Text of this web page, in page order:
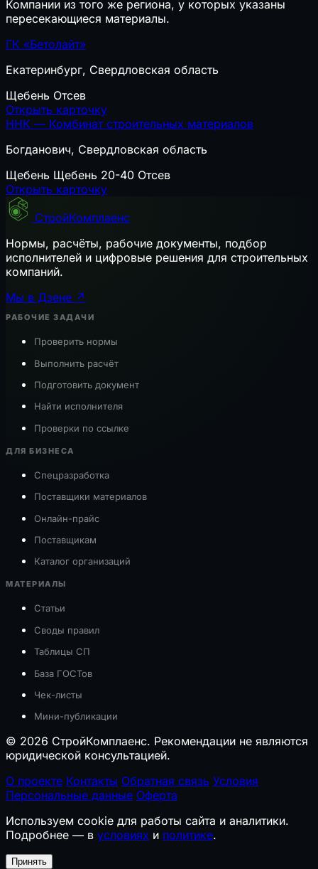
Компании из того же региона, у которых указаны
пересекающиеся материалы.
ГК «Бетолайт»
Екатеринбург, Свердловская область
Щебень Отсев
Открыть карточку
ННК — Комбинат строительных материалов
Богданович, Свердловская область
Щебень Щебень 20-40 Отсев
Открыть карточку
СтройКомплаенс
Нормы, расчёты, рабочие документы, подбор
исполнителей и цифровые решения для строительных
компаний.
Мы в Дзене ↗
РАБОЧИЕ ЗАДАЧИ
Проверить нормы
Выполнить расчёт
Подготовить документ
Найти исполнителя
Проверки по ссылке
ДЛЯ БИЗНЕСА
Спецразработка
Поставщики материалов
Онлайн-прайс
Поставщикам
Каталог организаций
МАТЕРИАЛЫ
Статьи
Своды правил
Таблицы СП
База ГОСТов
Чек-листы
Мини-публикации
© 2026 СтройКомплаенс. Рекомендации не являются
юридической консультацией.
О проекте Контакты Обратная связь Условия
Персональные данные Оферта
Используем cookie для работы сайта и аналитики.
Подробнее — в условиях и политике.
Принять